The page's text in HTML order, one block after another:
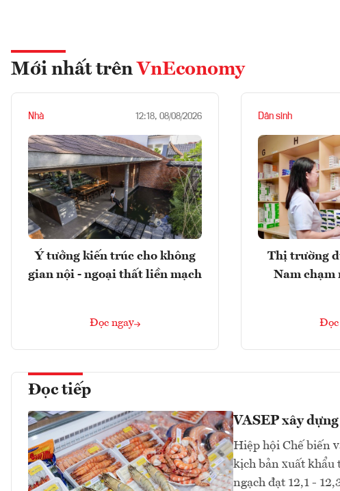
Mới nhất trên VnEconomy
Nhà 12:18, 08/08/2026
Ý tưởng kiến trúc cho không
gian nội - ngoại thất liền mạch
Đọc ngay
Dân sinh
Thị trường
Nam chạm
Đọc
Đọc tiếp
VASEP xây
Hiệp hội Chế biến
kịch bản xuất khẩu
ngạch đạt 12,1 -